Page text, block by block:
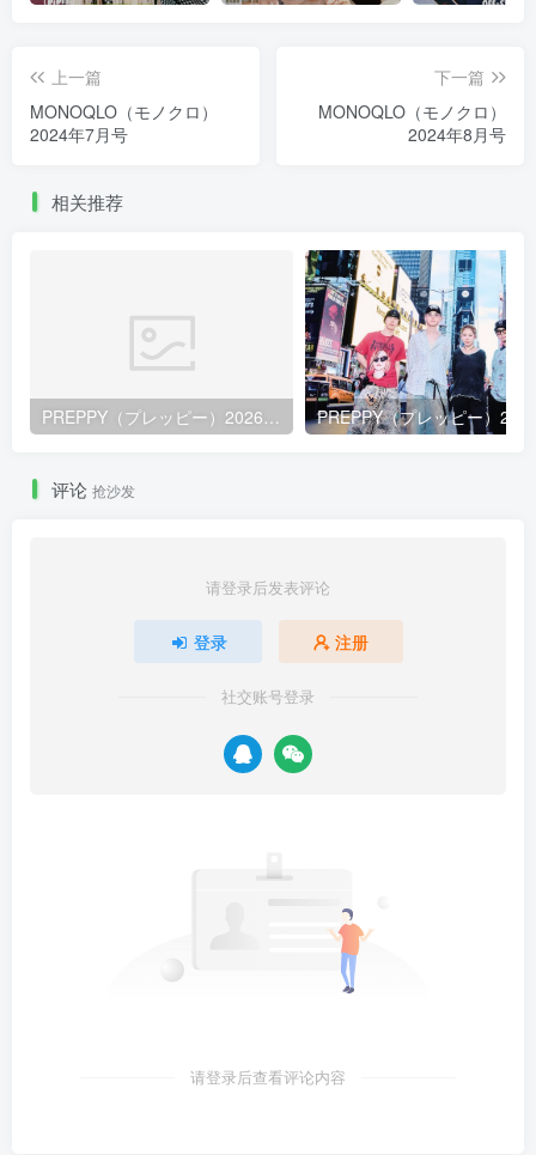
上一篇
MONOQLO（モノクロ）
2024年7月号
下一篇
MONOQLO（モノクロ）
2024年8月号
相关推荐
PREPPY（プレッピー）2026年9月号
评论 抢沙发
请登录后发表评论
登录 注册
社交账号登录
请登录后查看评论内容